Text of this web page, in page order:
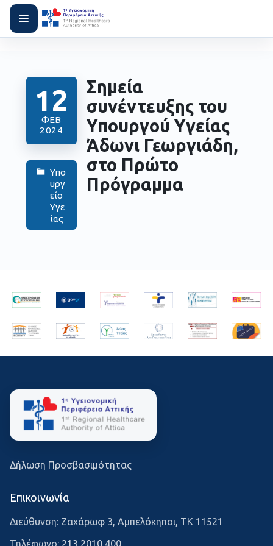
12
ΦΕΒ
2024
Υπο
υργ
είο
Υγε
ίας
Σημεία
συνέντευξης του
Υπουργού Υγείας
Άδωνι Γεωργιάδη,
στο Πρώτο
Πρόγραμμα
Δήλωση Προσβασιμότητας
Επικοινωνία
Διεύθυνση: Ζαχάρωφ 3, Αμπελόκηποι, ΤΚ 11521
Τηλέφωνο: 213 2010 400